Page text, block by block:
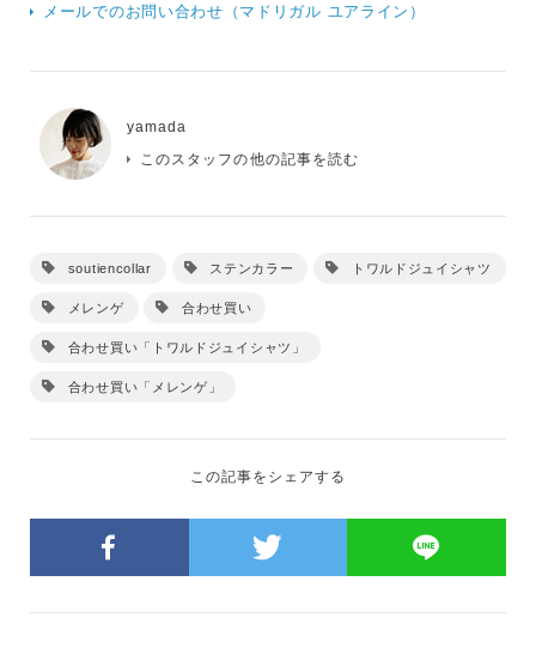
メールでのお問い合わせ（マドリガル ユアライン）
yamada
このスタッフの他の記事を読む
soutiencollar ステンカラー トワルドジュイシャツ
メレンゲ 合わせ買い
合わせ買い「トワルドジュイシャツ」
合わせ買い「メレンゲ」
この記事をシェアする